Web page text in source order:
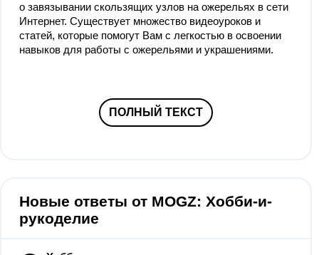
о завязывании скользящих узлов на ожерельях в сети
Интернет. Существует множество видеоуроков и
статей, которые помогут Вам с легкостью в освоении
навыков для работы с ожерельями и украшениями.
ПОЛНЫЙ ТЕКСТ
Новые ответы от MOGZ: Хобби-и-
рукоделие